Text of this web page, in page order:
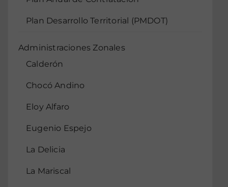
Plan Desarrollo Territorial (PMDOT)
Administraciones Zonales
Calderón
Chocó Andino
Eloy Alfaro
Eugenio Espejo
La Delicia
La Mariscal